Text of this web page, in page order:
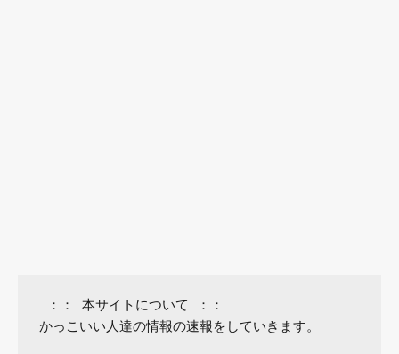
かっこいい人達の情報の速報をしていきます。